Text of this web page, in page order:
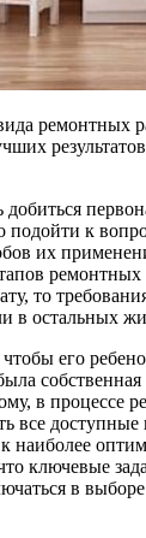
ремонтных
подойти к
их
ремонтных
то
в остальных
его
в процессе
все доступные
наиболее
ключевые
в